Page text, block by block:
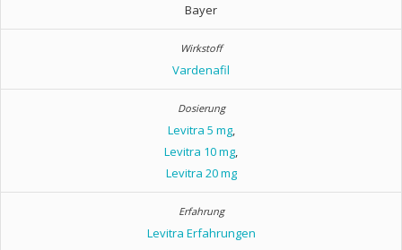
Bayer
Vardenafil
Levitra 5 mg,
Levitra 10 mg,
Levitra 20 mg
Levitra Erfahrungen